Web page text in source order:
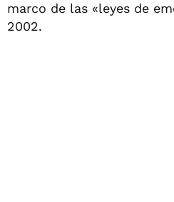
marco de las «leyes de
2002.